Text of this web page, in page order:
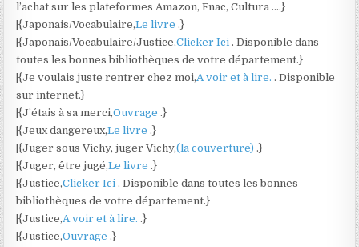
l’achat sur les plateformes Amazon, Fnac, Cultura ….}
|{Japonais/Vocabulaire,Le livre.}
|{Japonais/Vocabulaire/Justice,Clicker Ici. Disponible dans
toutes les bonnes bibliothèques de votre département.}
|{Je voulais juste rentrer chez moi,A voir et à lire.. Disponible
sur internet.}
|{J’étais à sa merci,Ouvrage.}
|{Jeux dangereux,Le livre.}
|{Juger sous Vichy, juger Vichy,(la couverture).}
|{Juger, être jugé,Le livre.}
|{Justice,Clicker Ici. Disponible dans toutes les bonnes
bibliothèques de votre département.}
|{Justice,A voir et à lire..}
|{Justice,Ouvrage.}